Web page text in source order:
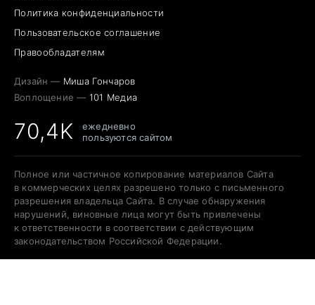
Политика конфиденциальности
Пользовательское соглашение
Правообладателям
Дизайн — Миша Гончаров
Воплощение — 101 Медиа
70,4K
ежедневно
пользуются сайтом
Полное или частичное копирование материалов Сайта
в коммерческих целях разрешено только с письменного
разрешения владельца Сайта. В случае обнаружения
нарушений, виновные лица могут быть привлечены
к ответственности в соответствии с действующим
законодательством Российской Федерации.